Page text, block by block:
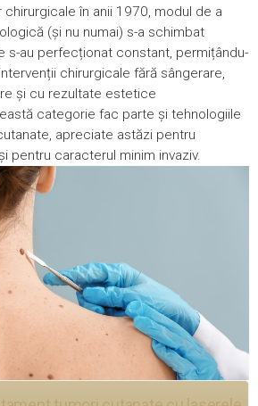
chirurgicale în anii 1970, modul de a
(și nu numai) s-a schimbat
s-au perfecționat constant, permițându-
chirurgicale fără sângerare,
și cu rezultate estetice
categorie fac parte și tehnologiile
apreciate astăzi pentru
pentru caracterul minim invaziv.